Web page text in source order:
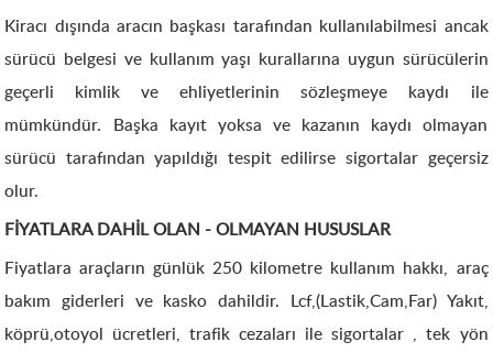
Kiracı dışında aracın başkası tarafından kullanılabilmesi ancak
sürücü belgesi ve kullanım yaşı kurallarına uygun sürücülerin
geçerli kimlik ve ehliyetlerinin sözleşmeye kaydı ile
mümkündür. Başka kayıt yoksa ve kazanın kaydı olmayan
sürücü tarafından yapıldığı tespit edilirse sigortalar geçersiz
olur.
FİYATLARA DAHİL OLAN - OLMAYAN HUSUSLAR
Fiyatlara araçların günlük 250 kilometre kullanım hakkı, araç
bakım giderleri ve kasko dahildir. Lcf,(Lastik,Cam,Far) Yakıt,
köprü,otoyol ücretleri, trafik cezaları ile sigortalar , tek yön